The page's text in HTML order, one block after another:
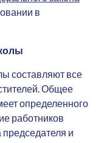
в
составляют все
Общее
определенного
работников
председателя и